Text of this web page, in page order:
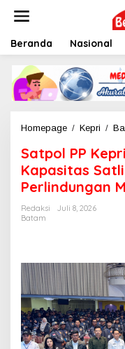
t
Beranda Nasional
Homepage / Kepri /
Satpol PP
Kapasitas
Perlindungan
Redaksi
Juli 8, 2026
Batam